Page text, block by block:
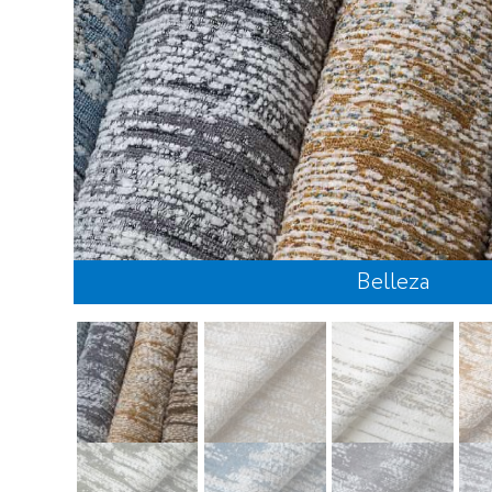
Belleza